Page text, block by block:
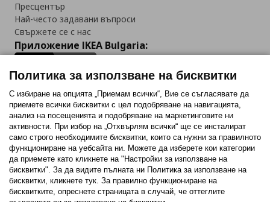
Пресцентър
Най-често задавани въпроси
Свържете се с нас
Приложение IKEA Bulgaria:
Последвайте ни:
FacebookTwitterYoutubePinterestInstagram
Политика за използване на бисквитки
С избиране на опцията „Приемам всички“, Вие се съгласявате да
приемете всички бисквитки с цел подобряване на навигацията,
анализ на посещенията и подобряване на маркетинговите ни
активности. При избор на „Отхвърлям всички“ ще се инсталират
само строго необходимитe бисквитки, които са нужни за правилното
функциониране на уебсайта ни. Можете да изберете кои категории
да приемете като кликнете на "Настройки за използване на
бисквитки". За да видите пълната ни Политика за използване на
бисквитки, кликнете тук. За правилно функциониране на
бисквитките, опреснете страницата в случай, че оттеглите